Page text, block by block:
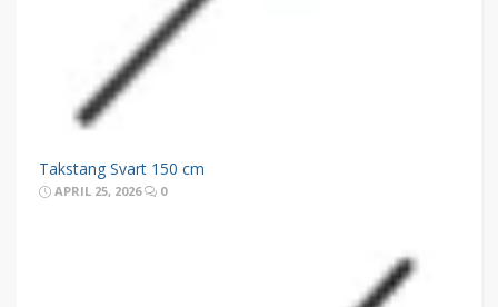
Takstang Svart 150 cm
APRIL 25, 2026 0